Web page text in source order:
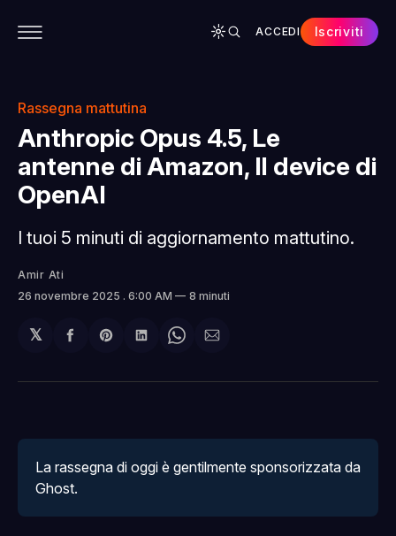
ACCEDI Iscriviti
Rassegna mattutina
Anthropic Opus 4.5, Le
antenne di Amazon, Il device di
OpenAI
I tuoi 5 minuti di aggiornamento mattutino.
Amir Ati
26 novembre 2025 . 6:00 AM 8 minuti
𝕏
Condividi
Facebook
Share
Pinterest
Condividi
LinkedIn
Share
WhatsApp
Condividi
email
Ghost.